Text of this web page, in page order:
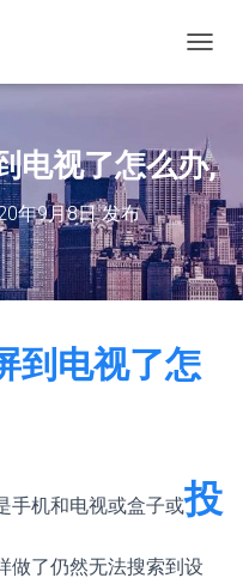
换
电视了怎么办,
年9月8日发布
到电视了怎
手机和电视或盒子或投
做了仍然无法搜索到设